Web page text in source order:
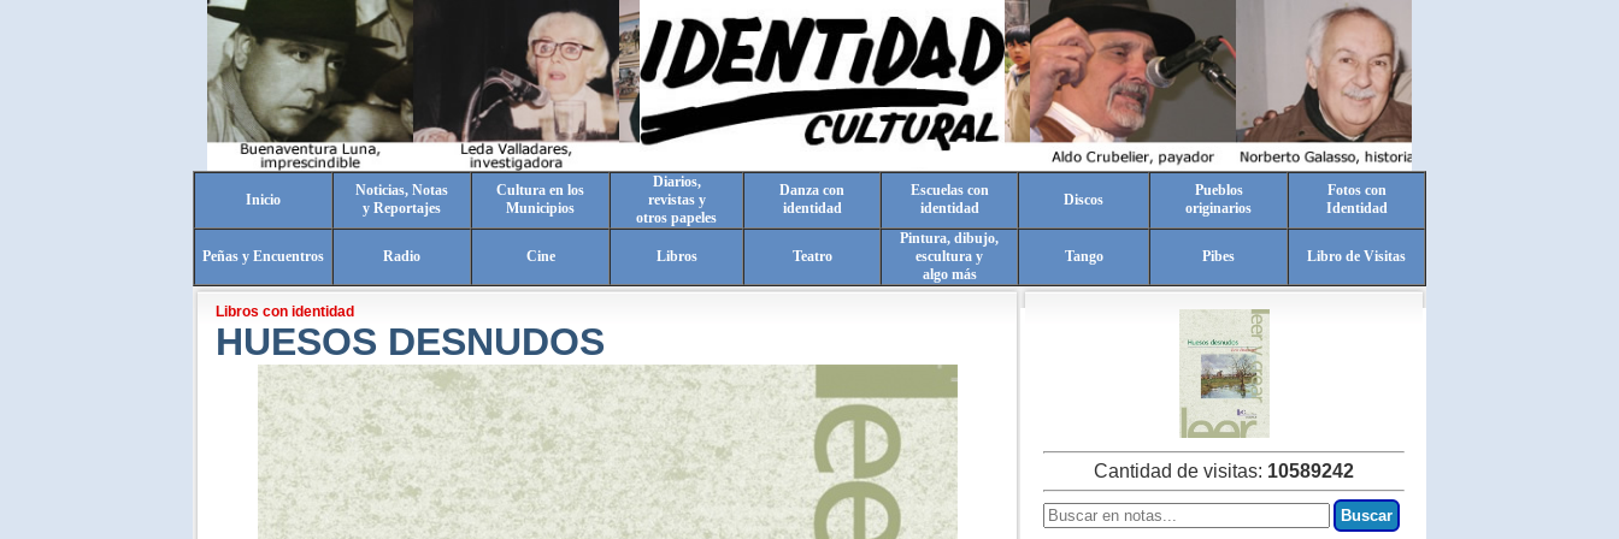
Inicio
Noticias, Notas
y Reportajes
Cultura en los
Municipios
Diarios,
revistas y
otros papeles
Danza con
identidad
Escuelas con
identidad
Discos
Pueblos
originarios
Fotos con
Identidad
Peñas y Encuentros Radio Cine Libros Teatro
Pintura, dibujo,
escultura y
algo más
Tango Pibes Libro de Visitas
Libros con identidad
HUESOS DESNUDOS
Cantidad de visitas: 10589242